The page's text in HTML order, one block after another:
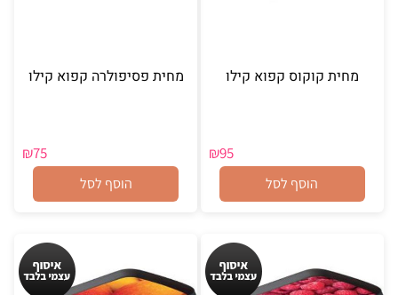
מחית קוקוס קפוא קילו
₪95
הוסף לסל
מחית פסיפולרה קפוא קילו
₪75
הוסף לסל